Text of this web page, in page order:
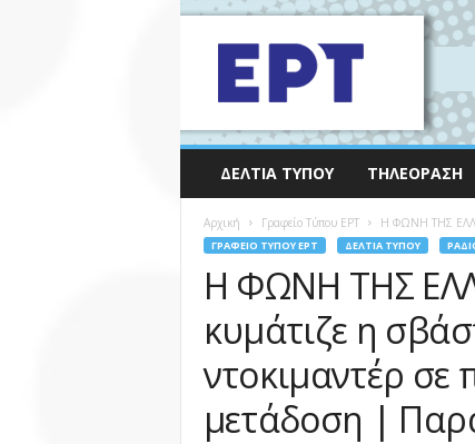
ΔΕΛΤΊΑ ΤΎΠΟΥ ΤΗΛΕΌΡΑΣΗ
Αρχική Γραφείο Τύπου ΕΡΤ Η ΦΩΝΗ ΤΗΣ
ΓΡΑΦΕΊΟ ΤΎΠΟΥ ΕΡΤ ΔΕΛΤΊΑ ΤΎΠΟΥ
Η ΦΩΝΗ ΤΗΣ
κυμάτιζε η
ντοκιμαντέρ
μετάδοση |